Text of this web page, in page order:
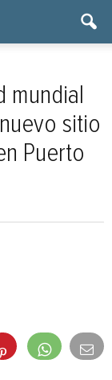
mundial
sitio
Puerto